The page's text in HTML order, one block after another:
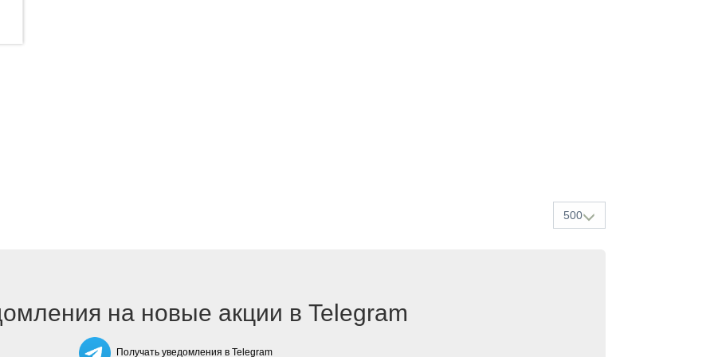
500
на новые акции в Telegram
Получать уведомления в Telegram